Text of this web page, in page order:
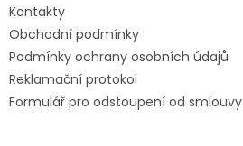
Kontakty
Obchodní podmínky
Podmínky ochrany osobních údajů
Reklamační protokol
Formulář pro odstoupení od smlouvy